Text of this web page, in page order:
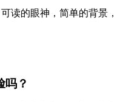
读的眼神，简单的背景，
吗？